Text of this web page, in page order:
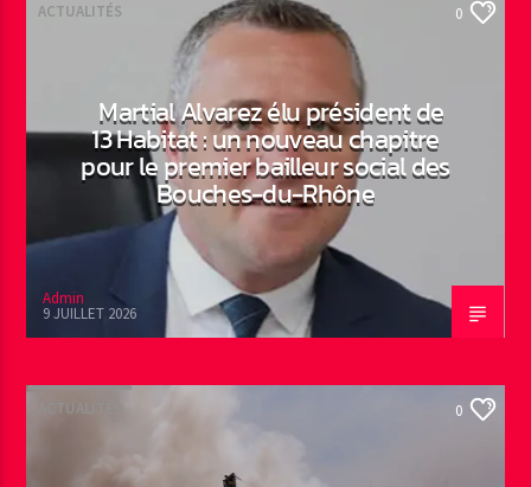
ACTUALITÉS 0
Martial Alvarez élu président de
13 Habitat : un nouveau chapitre
pour le premier bailleur social des
Bouches-du-Rhône
Admin
9 JUILLET 2026
ACTUALITÉS 0